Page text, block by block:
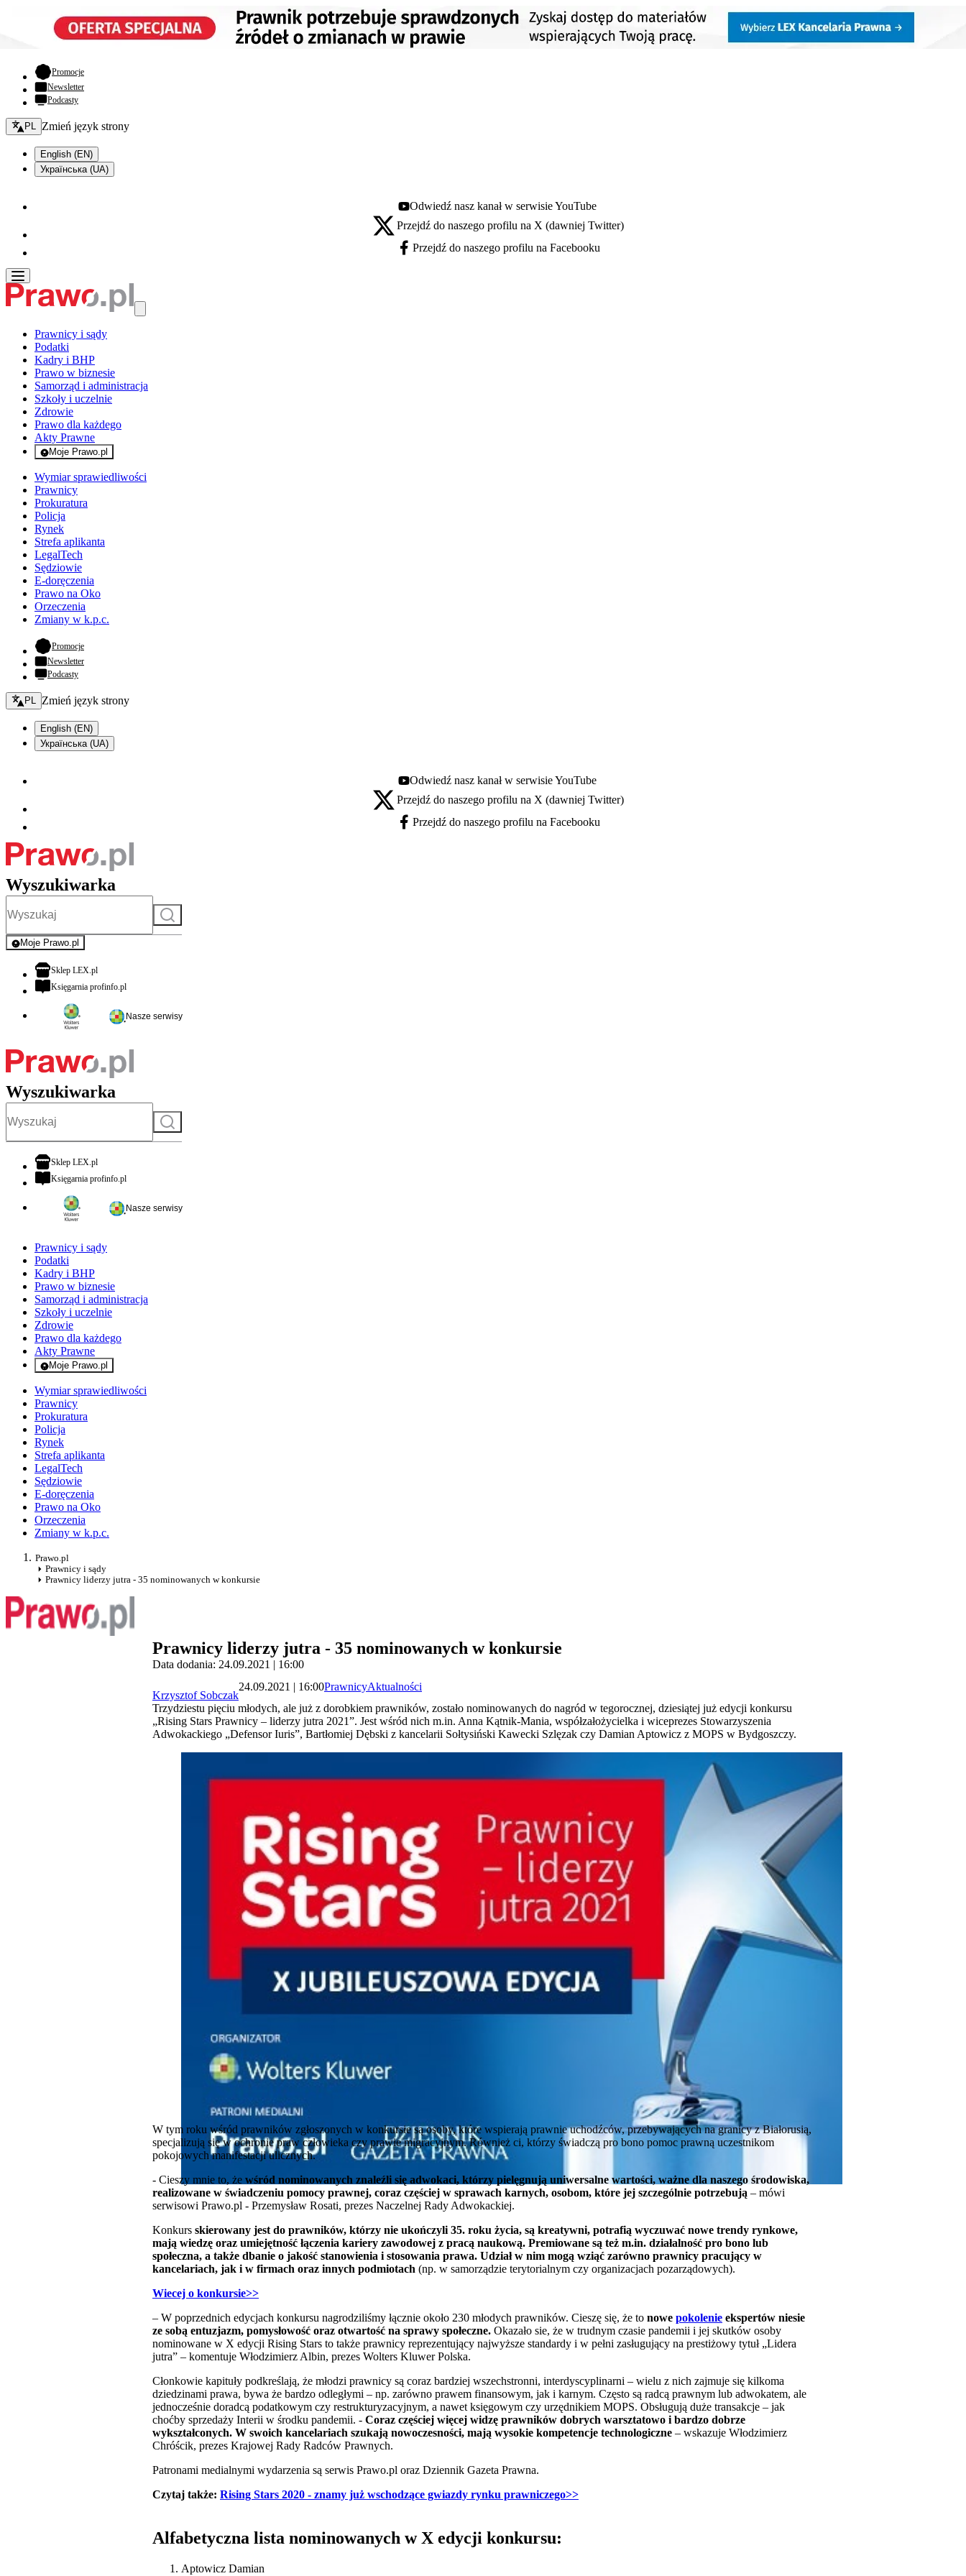
Promocje- otwiera się w nowej karcie
Newsletter
Podcasty
Zmień język - bieżący:
PL Zmień język strony
English (EN)
Українська (UA)
Youtube - otwiera się w nowej karcie
Odwiedź nasz kanał w serwisie YouTube
X - otwiera się w nowej karcie
Przejdź do naszego profilu na X (dawniej Twitter)
Facebook - otwiera się w nowej karcie
Przejdź do naszego profilu na Facebooku
Prawnicy i sądy
Podatki
Kadry i BHP
Prawo w biznesie
Samorząd i administracja
Szkoły i uczelnie
Zdrowie
Prawo dla każdego
Akty Prawne
Moje Prawo.pl
- rejestracja i logowanie do serwisu
Wymiar sprawiedliwości
Prawnicy
Prokuratura
Policja
Rynek
Strefa aplikanta
LegalTech
Sędziowie
E-doręczenia
Prawo na Oko
Orzeczenia
Zmiany w k.p.c.
Promocje- otwiera się w nowej karcie
Newsletter
Podcasty
Zmień język - bieżący:
PL Zmień język strony
English (EN)
Українська (UA)
Youtube - otwiera się w nowej karcie
Odwiedź nasz kanał w serwisie YouTube
X - otwiera się w nowej karcie
Przejdź do naszego profilu na X (dawniej Twitter)
Facebook - otwiera się w nowej karcie
Przejdź do naszego profilu na Facebooku
Wyszukiwarka
Szukaj
Moje Prawo.pl
- rejestracja i logowanie do serwisu
Sklep LEX.plotwiera się w nowej karcie
Księgarnia profinfo.plotwiera się w nowej karcie
Nasze serwisy
Wyszukiwarka
Szukaj
Sklep LEX.plotwiera się w nowej karcie
Księgarnia profinfo.plotwiera się w nowej karcie
Nasze serwisy
Prawnicy i sądy
Podatki
Kadry i BHP
Prawo w biznesie
Samorząd i administracja
Szkoły i uczelnie
Zdrowie
Prawo dla każdego
Akty Prawne
Moje Prawo.pl
- rejestracja i logowanie do serwisu
Wymiar sprawiedliwości
Prawnicy
Prokuratura
Policja
Rynek
Strefa aplikanta
LegalTech
Sędziowie
E-doręczenia
Prawo na Oko
Orzeczenia
Zmiany w k.p.c.
Prawo.pl
Prawnicy i sądy
Prawnicy liderzy jutra - 35 nominowanych w konkursie
Prawnicy liderzy jutra - 35 nominowanych w konkursie
Data dodania: 24.09.2021 | 16:00
Krzysztof Sobczak
24.09.2021 | 16:00PrawnicyAktualności
Trzydziestu pięciu młodych, ale już z dorobkiem prawników, zostało nominowanych do nagród w tegorocznej, dziesiątej już edycji konkursu
„Rising Stars Prawnicy – liderzy jutra 2021”. Jest wśród nich m.in. Anna Kątnik-Mania, współzałożycielka i wiceprezes Stowarzyszenia
Adwokackiego „Defensor Iuris”, Bartłomiej Dębski z kancelarii Sołtysiński Kawecki Szlęzak czy Damian Aptowicz z MOPS w Bydgoszczy.
W tym roku wśród prawników zgłoszonych w konkursie są osoby, które wspierają prawnie uchodźców, przebywających na granicy z Białorusią,
specjalizują się w ochronie praw człowieka czy prawie migracyjnym. Również ci, którzy świadczą pro bono pomoc prawną uczestnikom
pokojowych manifestacji ulicznych.
- Cieszy mnie to, że wśród nominowanych znaleźli się adwokaci, którzy pielęgnują uniwersalne wartości, ważne dla naszego środowiska,
realizowane w świadczeniu pomocy prawnej, coraz częściej w sprawach karnych, osobom, które jej szczególnie potrzebują – mówi
serwisowi Prawo.pl - Przemysław Rosati, prezes Naczelnej Rady Adwokackiej.
Konkurs skierowany jest do prawników, którzy nie ukończyli 35. roku życia, są kreatywni, potrafią wyczuwać nowe trendy rynkowe,
mają wiedzę oraz umiejętność łączenia kariery zawodowej z pracą naukową. Premiowane są też m.in. działalność pro bono lub
społeczna, a także dbanie o jakość stanowienia i stosowania prawa. Udział w nim mogą wziąć zarówno prawnicy pracujący w
kancelariach, jak i w firmach oraz innych podmiotach (np. w samorządzie terytorialnym czy organizacjach pozarządowych).
Wiecej o konkursie>>
– W poprzednich edycjach konkursu nagrodziliśmy łącznie około 230 młodych prawników. Cieszę się, że to nowe pokolenie ekspertów niesie
ze sobą entuzjazm, pomysłowość oraz otwartość na sprawy społeczne. Okazało sie, że w trudnym czasie pandemii i jej skutków osoby
nominowane w X edycji Rising Stars to także prawnicy reprezentujący najwyższe standardy i w pełni zasługujący na prestiżowy tytuł „Lidera
jutra” – komentuje Włodzimierz Albin, prezes Wolters Kluwer Polska.
Cłonkowie kapituły podkreślają, że młodzi prawnicy są coraz bardziej wszechstronni, interdyscyplinarni – wielu z nich zajmuje się kilkoma
dziedzinami prawa, bywa że bardzo odległymi – np. zarówno prawem finansowym, jak i karnym. Często są radcą prawnym lub adwokatem, ale
jednocześnie doradcą podatkowym czy restrukturyzacyjnym, a nawet księgowym czy urzędnikiem MOPS. Obsługują duże transakcje – jak
choćby sprzedaży Interii w środku pandemii. - Coraz częściej więcej widzę prawników dobrych warsztatowo i bardzo dobrze
wykształconych. W swoich kancelariach szukają nowoczesności, mają wysokie kompetencje technologiczne – wskazuje Włodzimierz
Chróścik, prezes Krajowej Rady Radców Prawnych.
Patronami medialnymi wydarzenia są serwis Prawo.pl oraz Dziennik Gazeta Prawna.
Czytaj także: Rising Stars 2020 - znamy już wschodzące gwiazdy rynku prawniczego>>
Alfabetyczna lista nominowanych w X edycji konkursu:
Aptowicz Damian